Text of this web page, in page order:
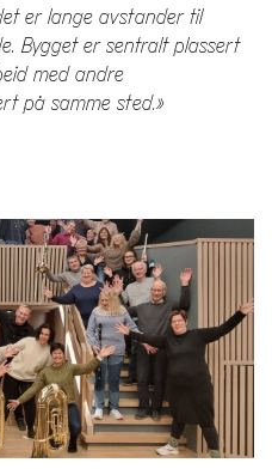
er lange avstander til
Bygget er sentralt plassert
med andre
på samme sted.»